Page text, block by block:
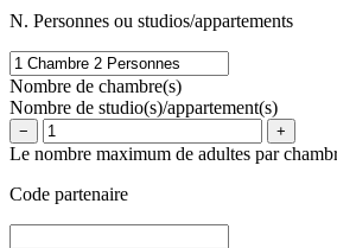
N. Personnes ou studios/appartements
Nombre de chambre(s)
Nombre de studio(s)/appartement(s)
− +
Le nombre maximum de adultes par
Code partenaire